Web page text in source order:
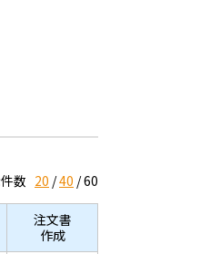
数 20 40 60
注文書
作成